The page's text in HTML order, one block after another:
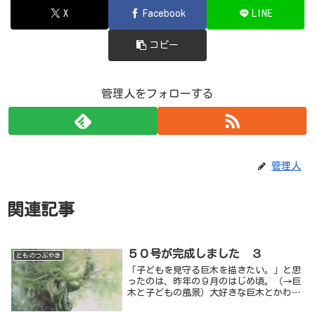
X Facebook LINE
コピー
管理人をフォローする
管理人
関連記事
とものつぶやき ５０号が完成しました ３
「子どもを見守る巨木を描きたい。」と思
ったのは、昨年の９月のはじめ頃。（→巨
木と子どもの風景）大好きな巨木とかわい